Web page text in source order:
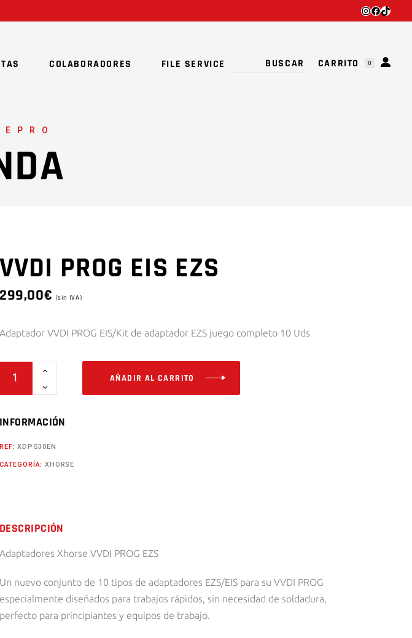
COLABORADORES FILE SERVICE CARRITO 0
TU CARRITO ESTÁ VACÍO.
VVDI PROG EIS EZS
299,00€ (sin IVA)
Adaptador VVDI PROG EIS/Kit de adaptador EZS juego completo 10 Uds
EZS
AÑADIR AL CARRITO
INFORMACIÓN
REF:XDPG30EN
CATEGORÍA:XHORSE
DESCRIPCIÓN
Adaptadores Xhorse VVDI PROG EZS
Un nuevo conjunto de 10 tipos de adaptadores EZS/EIS para su VVDI PROG
especialmente diseñados para trabajos rápidos, sin necesidad de soldadura,
perfecto para principiantes y equipos de trabajo.